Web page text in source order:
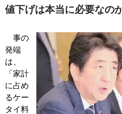
値下げは本当に必要なの
事の
発端
は、
「家計
に占め
るケー
タイ料